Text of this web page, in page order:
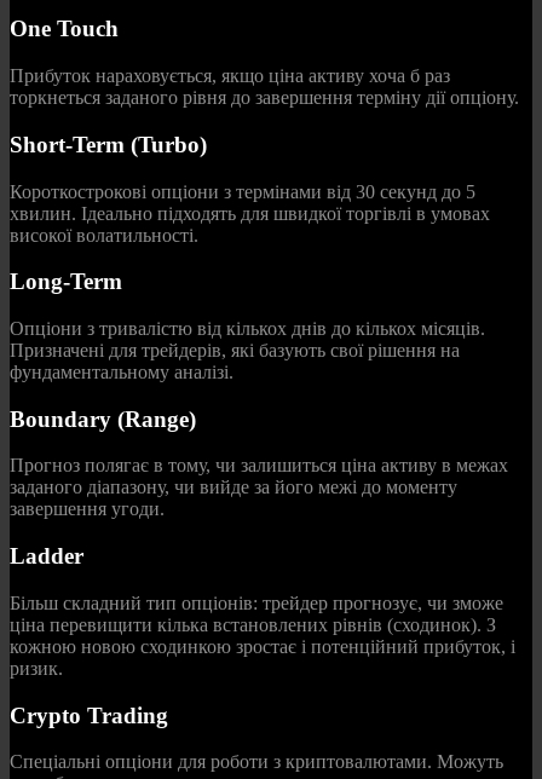
One Touch
Прибуток нараховується, якщо ціна активу хоча б раз
торкнеться заданого рівня до завершення терміну дії опціону.
Short-Term (Turbo)
Короткострокові опціони з термінами від 30 секунд до 5
хвилин. Ідеально підходять для швидкої торгівлі в умовах
високої волатильності.
Long-Term
Опціони з тривалістю від кількох днів до кількох місяців.
Призначені для трейдерів, які базують свої рішення на
фундаментальному аналізі.
Boundary (Range)
Прогноз полягає в тому, чи залишиться ціна активу в межах
заданого діапазону, чи вийде за його межі до моменту
завершення угоди.
Ladder
Більш складний тип опціонів: трейдер прогнозує, чи зможе
ціна перевищити кілька встановлених рівнів (сходинок). З
кожною новою сходинкою зростає і потенційний прибуток, і
ризик.
Crypto Trading
Спеціальні опціони для роботи з криптовалютами. Можуть